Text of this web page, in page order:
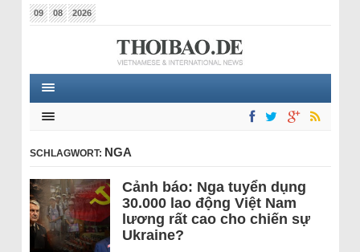
09 08 2026
SCHLAGWORT: NGA
Cảnh báo: Nga tuyển dụng
30.000 lao động Việt Nam
lương rất cao cho chiến sự
Ukraine?